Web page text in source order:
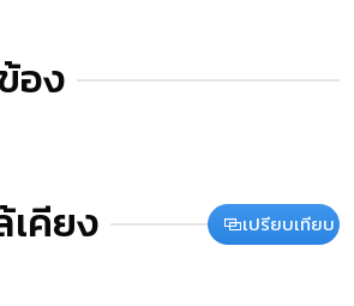
อง
เคียง เปรียบเทียบ